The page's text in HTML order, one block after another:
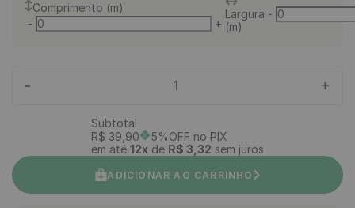
Comprimento (m)
-
+
Largura
(m)
-
- 1 +
Subtotal
R$ 39 90
5%OFF no PIX
em até 12x de R$ 3 32 sem juros
ADICIONAR AO CARRINHO